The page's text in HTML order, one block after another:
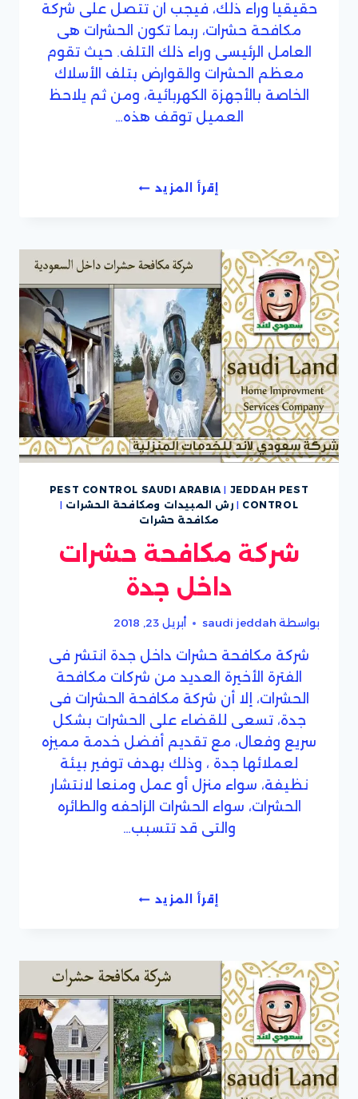
حقيقيا وراء ذلك، فيجب ان تتصل على شركة
مكافحة حشرات، ربما تكون الحشرات هى
العامل الرئيسى وراء ذلك التلف. حيث تقوم
معظم الحشرات والقوارض بتلف الأسلاك
الخاصة بالأجهزة الكهربائية، ومن ثم يلاحظ
العميل توقف هذه…
إقرأ المزيدشركة
بجدة
PEST CONTROL SAUDI ARABIA | JEDDAH PEST
CONTROL
| رش المبيدات ومكافحة الحشرات |
مكافحة حشرات
شركة مكافحة حشرات
داخل جدة
بواسطة saudi jeddah أبريل 23, 2018
شركة مكافحة حشرات داخل جدة انتشر فى
الفترة الأخيرة العديد من شركات مكافحة
الحشرات، إلا أن شركة مكافحة الحشرات فى
جدة، تسعى للقضاء على الحشرات بشكل
سريع وفعال، مع تقديم أفضل خدمة مميزه
لعملائها جدة ، وذلك بهدف توفير بيئة
نظيفة، سواء منزل أو عمل ومنعا لانتشار
الحشرات، سواء الحشرات الزاحفه والطائره
والتى قد تتسبب…
إقرأ المزيدشركة
جدة